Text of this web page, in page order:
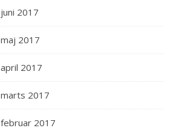
juni 2017
maj 2017
april 2017
marts 2017
februar 2017